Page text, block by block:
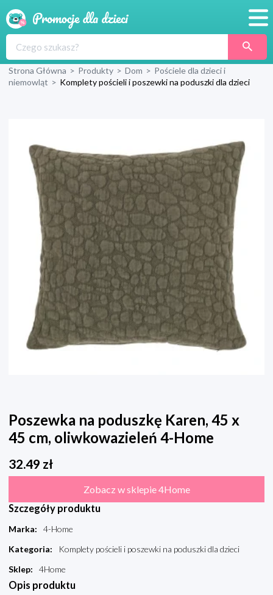
Produkty
Wyprawka
Strona Główna > Produkty > Dom > Pościele dla dzieci i
niemowląt > Komplety pościeli i poszewki na poduszki dla dzieci
Poszewka na poduszkę Karen, 45 x
45 cm, oliwkowazieleń 4-Home
32.49 zł
Zobacz w sklepie 4Home
Szczegóły produktu
Marka:
4-Home
Kategoria:
Komplety pościeli i poszewki na poduszki dla dzieci
Sklep: 4Home
Opis produktu